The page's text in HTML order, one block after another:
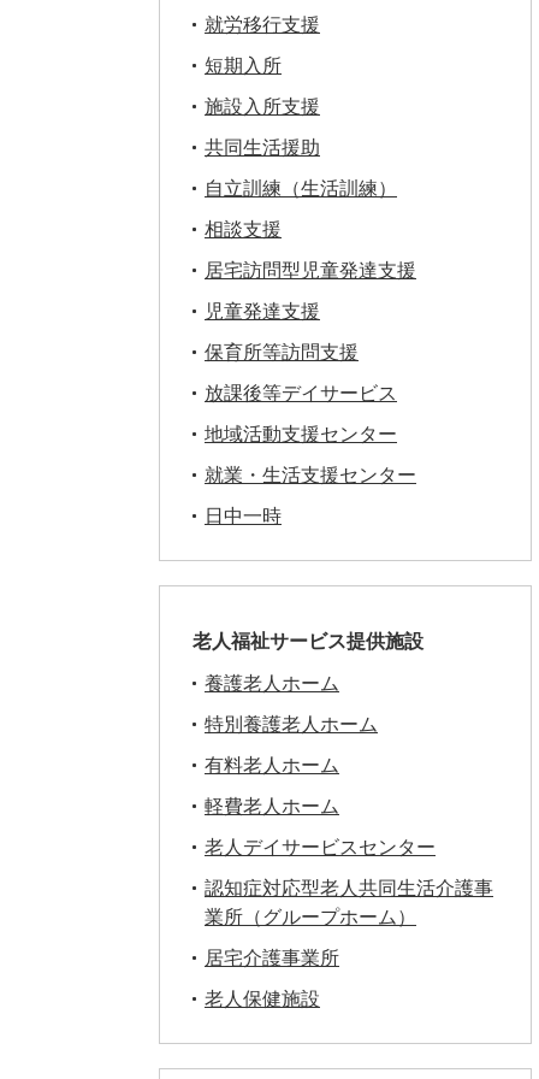
就労移行支援
短期入所
施設入所支援
共同生活援助
自立訓練（生活訓練）
相談支援
居宅訪問型児童発達支援
児童発達支援
保育所等訪問支援
放課後等デイサービス
地域活動支援センター
就業・生活支援センター
日中一時
老人福祉サービス提供施設
養護老人ホーム
特別養護老人ホーム
有料老人ホーム
軽費老人ホーム
老人デイサービスセンター
認知症対応型老人共同生活介護事
業所（グループホーム）
居宅介護事業所
老人保健施設